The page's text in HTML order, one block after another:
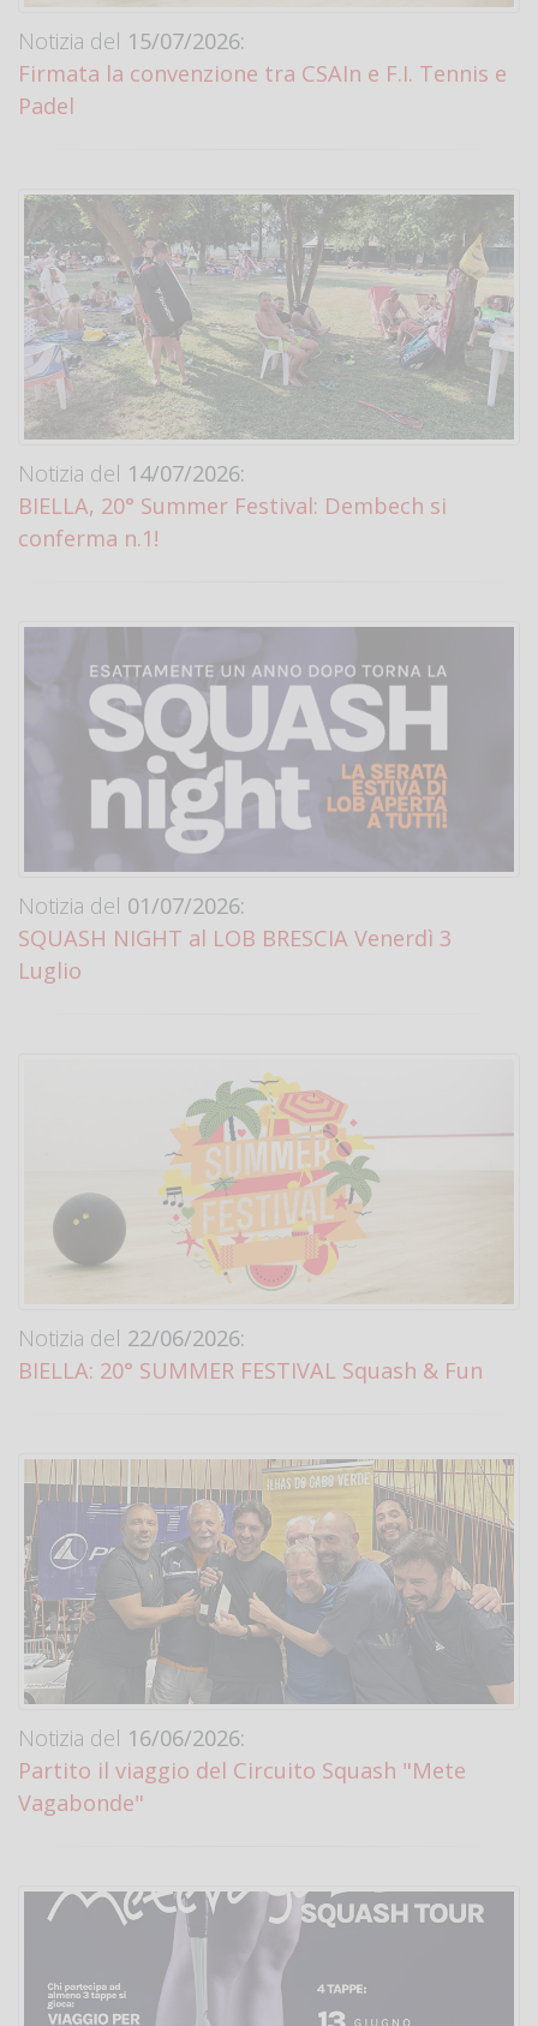
Notizia del 15/07/2026:
Firmata la convenzione tra CSAIn e F.I. Tennis e
Padel
Notizia del 14/07/2026:
BIELLA, 20° Summer Festival: Dembech si
conferma n.1!
Notizia del 01/07/2026:
SQUASH NIGHT al LOB BRESCIA Venerdì 3
Luglio
Notizia del 22/06/2026:
BIELLA: 20° SUMMER FESTIVAL Squash & Fun
Notizia del 16/06/2026:
Partito il viaggio del Circuito Squash "Mete
Vagabonde"